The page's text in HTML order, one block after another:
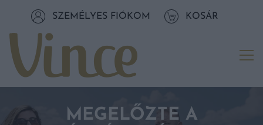
Tovább a tartalomhozSZEMÉLYES FIÓKOM KOSÁR
MEGELŐZTE A